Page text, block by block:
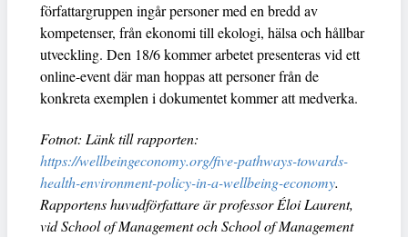
författargruppen ingår personer med en bredd av
kompetenser, från ekonomi till ekologi, hälsa och hållbar
utveckling. Den 18/6 kommer arbetet presenteras vid ett
online-event där man hoppas att personer från de
konkreta exemplen i dokumentet kommer att medverka.
Fotnot: Länk till rapporten:
https://wellbeingeconomy.org/five-pathways-towards-
health-environment-policy-in-a-wellbeing-economy.
Rapportens huvudförfattare är professor Éloi Laurent,
vid School of Management och School of Management